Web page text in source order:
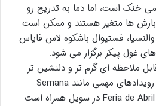
خنک است، اما دما به تدریج رو
ها متغیر هستند و ممکن است
والنسیا، فستیوال باشکوه لاس فایاس
غول پیکر برگزار می شود.
ملاحظه ای گرم تر و دلنشین تر
می شود. این ماه با رویدادهای مهمی مانند Semana
Santa (عید پاک) و Feria de Abril در سویل همراه است